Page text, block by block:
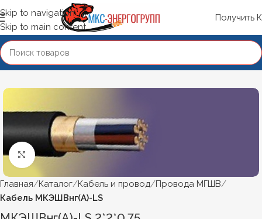
Skip to navigation
Skip to main content
Получить
Нажмите, чтобы увеличить
Главная Каталог Кабель и провод Провода МГШВ
Кабель МКЭШВнг(А)-LS